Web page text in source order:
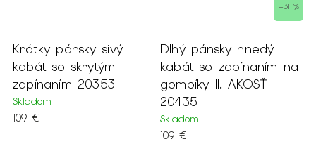
Krátky pánsky sivý
kabát so skrytým
zapínaním 20353
Skladom
109 €
–31 %
Dlhý pánsky hnedý
kabát so zapínaním na
gombíky II. AKOSŤ
20435
Skladom
109 €